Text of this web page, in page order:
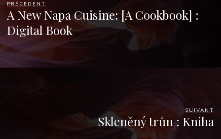
PRÉCÉDENT
A New Napa Cuisine: [A Cookbook] :
Digital Book
SUIVANT
Skleněný trůn : Kniha